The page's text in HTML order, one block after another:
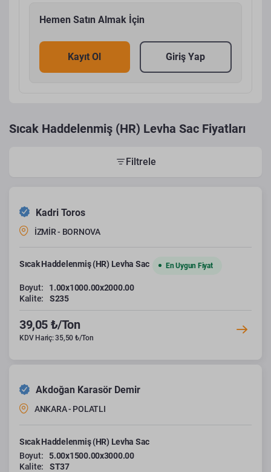
Hemen Satın Almak İçin
Kayıt Ol Giriş Yap
Sıcak Haddelenmiş (HR) Levha Sac Fiyatları
Filtrele
Kadri Toros
İZMİR - BORNOVA
Sıcak Haddelenmiş (HR) Levha Sac En Uygun Fiyat
Boyut:
1.00x1000.00x2000.00
Kalite:
S235
39,05 ₺/Ton
KDV Hariç: 35,50 ₺/Ton
Akdoğan Karasör Demir
ANKARA - POLATLI
Sıcak Haddelenmiş (HR) Levha Sac
Boyut:
5.00x1500.00x3000.00
Kalite:
ST37